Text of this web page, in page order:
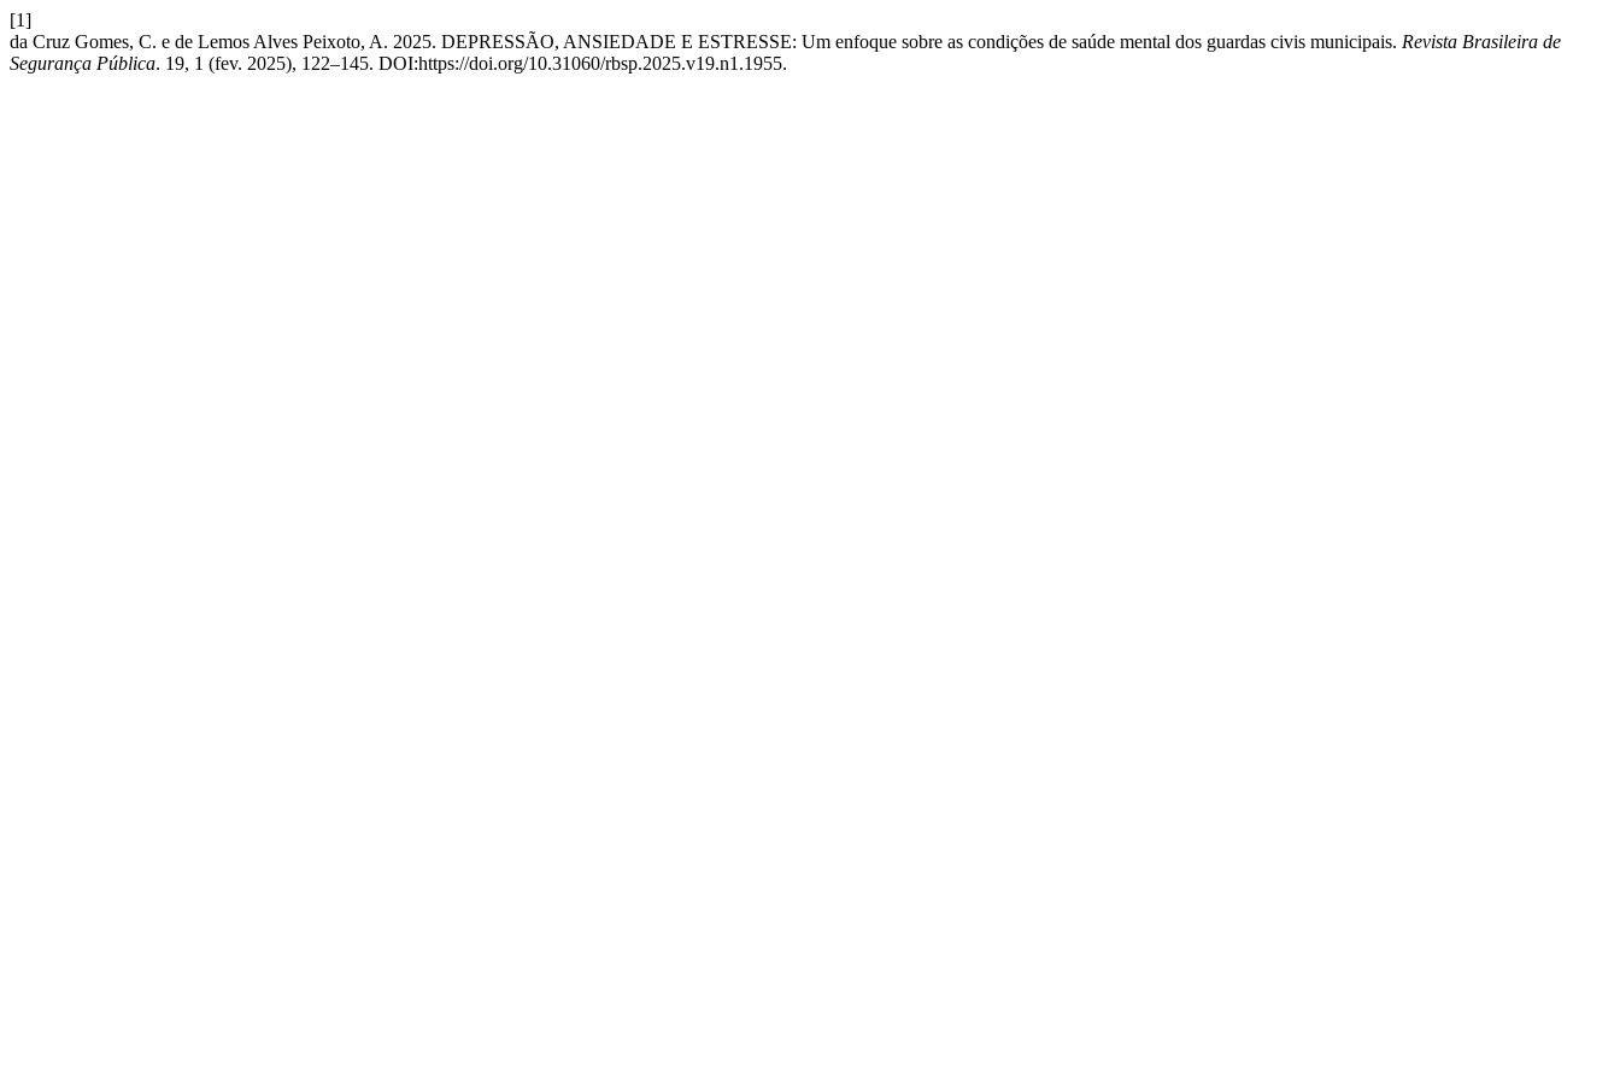
[1]
da Cruz Gomes, C. e de Lemos Alves Peixoto, A. 2025. DEPRESSÃO, ANSIEDADE E ESTRESSE: Um enfoque sobre as condições de saúde mental dos guardas civis municipais. Revista Brasileira de
Segurança Pública. 19, 1 (fev. 2025), 122–145. DOI:https://doi.org/10.31060/rbsp.2025.v19.n1.1955.